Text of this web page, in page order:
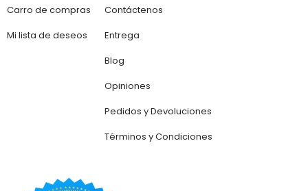
Carro de compras
Mi lista de deseos
Contáctenos
Entrega
Blog
Opiniones
Pedidos y Devoluciones
Términos y Condiciones